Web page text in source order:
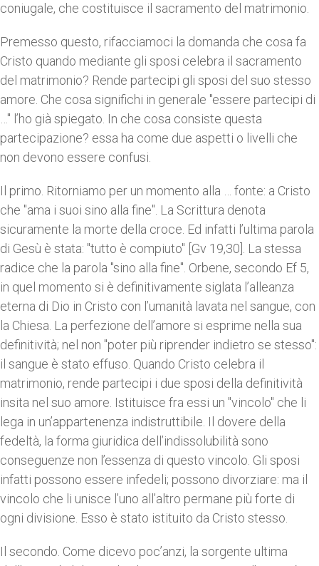
coniugale, che costituisce il sacramento del matrimonio.
Premesso questo, rifacciamoci la domanda che cosa fa
Cristo quando mediante gli sposi celebra il sacramento
del matrimonio? Rende partecipi gli sposi del suo stesso
amore. Che cosa significhi in generale "essere partecipi di
…" l’ho già spiegato. In che cosa consiste questa
partecipazione? essa ha come due aspetti o livelli che
non devono essere confusi.
Il primo. Ritorniamo per un momento alla … fonte: a Cristo
che "ama i suoi sino alla fine". La Scrittura denota
sicuramente la morte della croce. Ed infatti l’ultima parola
di Gesù è stata: "tutto è compiuto" [Gv 19,30]. La stessa
radice che la parola "sino alla fine". Orbene, secondo Ef 5,
in quel momento si è definitivamente siglata l’alleanza
eterna di Dio in Cristo con l’umanità lavata nel sangue, con
la Chiesa. La perfezione dell’amore si esprime nella sua
definitività; nel non "poter più riprender indietro se stesso":
il sangue è stato effuso. Quando Cristo celebra il
matrimonio, rende partecipi i due sposi della definitività
insita nel suo amore. Istituisce fra essi un "vincolo" che li
lega in un’appartenenza indistruttibile. Il dovere della
fedeltà, la forma giuridica dell’indissolubilità sono
conseguenze non l’essenza di questo vincolo. Gli sposi
infatti possono essere infedeli; possono divorziare: ma il
vincolo che li unisce l’uno all’altro permane più forte di
ogni divisione. Esso è stato istituito da Cristo stesso.
Il secondo. Come dicevo poc’anzi, la sorgente ultima